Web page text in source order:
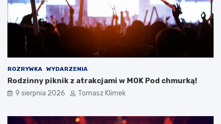
ROZRYWKA WYDARZENIA
Rodzinny piknik z atrakcjami w MOK Pod chmurką!
9 sierpnia 2026 Tomasz Klimek